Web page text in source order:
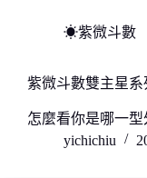
☀紫微斗數
紫微斗數雙主星
怎麼看你是哪一
yichichiu